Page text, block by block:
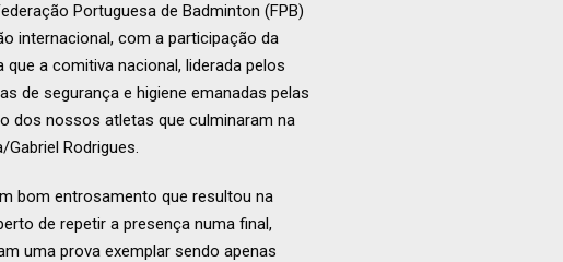
Portuguesa de Badminton (FPB)
internacional, com a participação da
a comitiva nacional, liderada pelos
de segurança e higiene emanadas pelas
dos nossos atletas que culminaram na
Rodrigues.
bom entrosamento que resultou na
de repetir a presença numa final,
uma prova exemplar sendo apenas